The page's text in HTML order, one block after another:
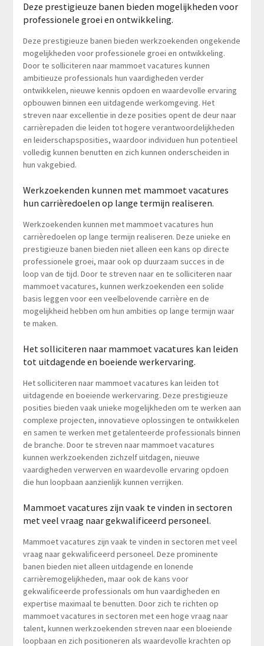
Deze prestigieuze banen bieden mogelijkheden voor
professionele groei en ontwikkeling.
Deze prestigieuze banen bieden werkzoekenden ongekende
mogelijkheden voor professionele groei en ontwikkeling.
Door te solliciteren naar mammoet vacatures kunnen
ambitieuze professionals hun vaardigheden verder
ontwikkelen, nieuwe kennis opdoen en waardevolle ervaring
opbouwen binnen een uitdagende werkomgeving. Het
streven naar excellentie in deze posities opent de deur naar
carrièrepaden die leiden tot hogere verantwoordelijkheden
en leiderschapsposities, waardoor individuen hun potentieel
volledig kunnen benutten en zich kunnen onderscheiden in
hun vakgebied.
Werkzoekenden kunnen met mammoet vacatures
hun carrièredoelen op lange termijn realiseren.
Werkzoekenden kunnen met mammoet vacatures hun
carrièredoelen op lange termijn realiseren. Deze unieke en
prestigieuze banen bieden niet alleen een kans op directe
professionele groei, maar ook op duurzaam succes in de
loop van de tijd. Door te streven naar en te solliciteren naar
mammoet vacatures, kunnen werkzoekenden een solide
basis leggen voor een veelbelovende carrière en de
mogelijkheid hebben om hun ambities op lange termijn waar
te maken.
Het solliciteren naar mammoet vacatures kan leiden
tot uitdagende en boeiende werkervaring.
Het solliciteren naar mammoet vacatures kan leiden tot
uitdagende en boeiende werkervaring. Deze prestigieuze
posities bieden vaak unieke mogelijkheden om te werken aan
complexe projecten, innovatieve oplossingen te ontwikkelen
en samen te werken met getalenteerde professionals binnen
de branche. Door te streven naar mammoet vacatures
kunnen werkzoekenden zichzelf uitdagen, nieuwe
vaardigheden verwerven en waardevolle ervaring opdoen
die hun loopbaan aanzienlijk kunnen verrijken.
Mammoet vacatures zijn vaak te vinden in sectoren
met veel vraag naar gekwalificeerd personeel.
Mammoet vacatures zijn vaak te vinden in sectoren met veel
vraag naar gekwalificeerd personeel. Deze prominente
banen bieden niet alleen uitdagende en lonende
carrièremogelijkheden, maar ook de kans voor
gekwalificeerde professionals om hun vaardigheden en
expertise maximaal te benutten. Door zich te richten op
mammoet vacatures in sectoren met een hoge vraag naar
talent, kunnen werkzoekenden streven naar een bloeiende
loopbaan en zich positioneren als waardevolle krachten op